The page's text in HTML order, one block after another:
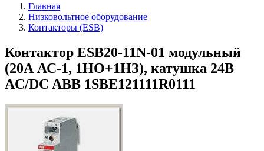
Главная
Низковольтное оборудование
Контакторы (ESB)
Контактор ESB20-11N-01 модульный
(20А АС-1, 1НО+1НЗ), катушка 24В
AC/DC ABB 1SBE121111R0111